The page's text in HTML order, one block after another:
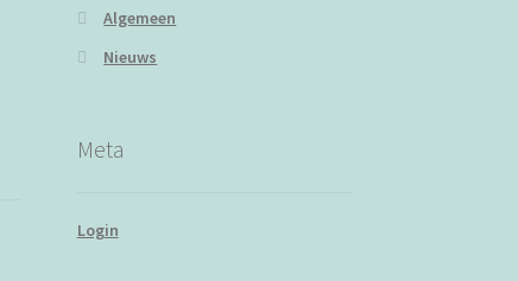
Algemeen
Nieuws
Meta
Login